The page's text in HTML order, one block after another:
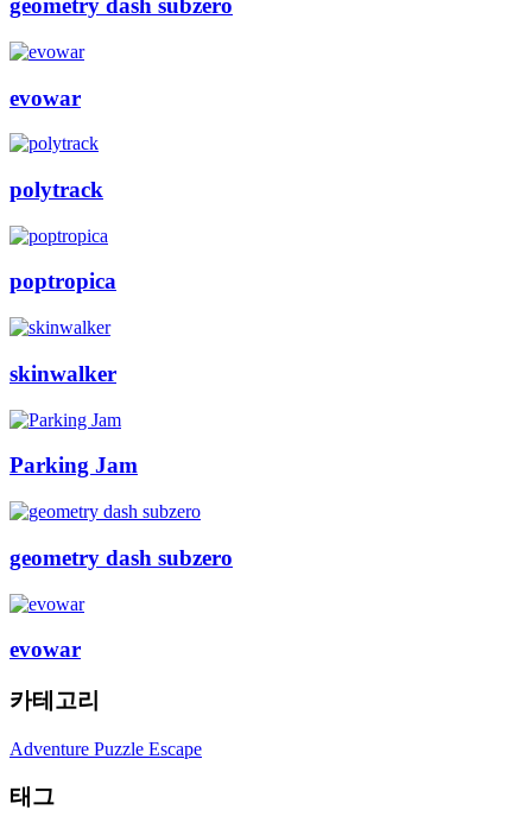
geometry dash subzero
evowar
polytrack
poptropica
skinwalker
Parking Jam
geometry dash subzero
evowar
카테고리
Adventure Puzzle Escape
태그